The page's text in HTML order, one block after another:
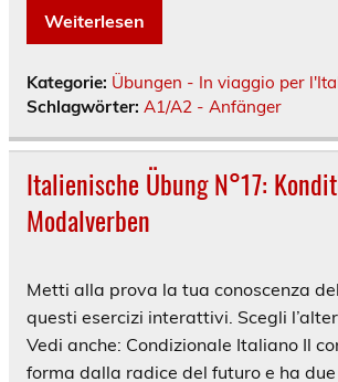
Weiterlesen
Kategorie: Übungen - In viaggio per
Schlagwörter: A1/A2 - Anfänger
Italienische Übung N°17:
Modalverben
Metti alla prova la tua conoscenza
questi esercizi interattivi. Scegli
Vedi anche: Condizionale Italiano Il
forma dalla radice del futuro e ha